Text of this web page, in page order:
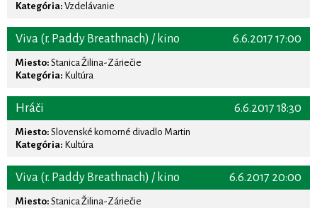
Kategória: Vzdelávanie
6.6.2017 17:00
Viva (r. Paddy Breathnach) / kino
Miesto: Stanica Žilina-Záriečie
Kategória: Kultúra
6.6.2017 18:30
Hráči
Miesto: Slovenské komorné divadlo Martin
Kategória: Kultúra
6.6.2017 20:00
Viva (r. Paddy Breathnach) / kino
Miesto: Stanica Žilina-Záriečie